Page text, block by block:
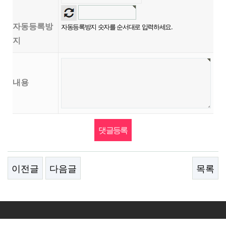
자동등록방
지
자동등록방지 숫자를 순서대로 입력하세요.
내용
이전글 다음글 목록